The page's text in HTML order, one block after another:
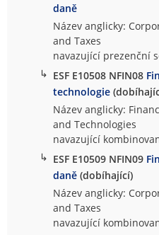
daně
Název anglicky:
and Taxes
navazující prezenční
↳ ESF E10508 NFIN08
technologie
Název anglicky:
and Technologies
navazující
↳ ESF E10509 NFIN09
daně (dobíhající)
Název anglicky:
and Taxes
navazující